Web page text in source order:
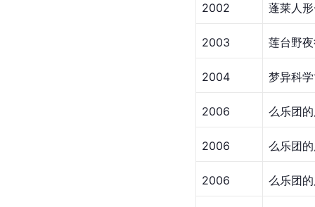
2002 蓬莱人
2003 莲台野
2004 梦异科
2006 么乐团
2006 么乐团
2006 么乐团